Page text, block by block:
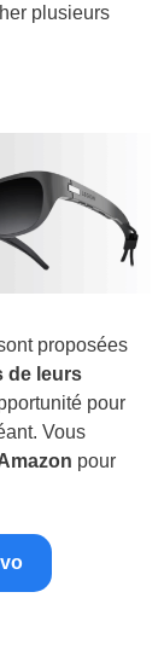
plusieurs
proposées
de leurs
pour
Vous
pour